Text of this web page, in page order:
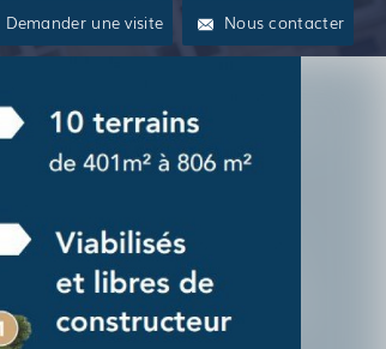
Demander une visite Nous contacter